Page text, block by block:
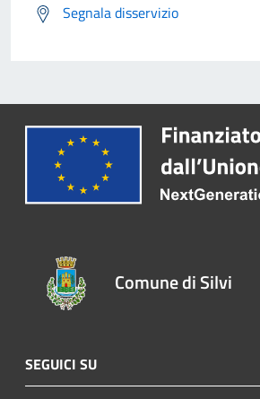
Segnala disservizio
Comune di Silvi
SEGUICI SU